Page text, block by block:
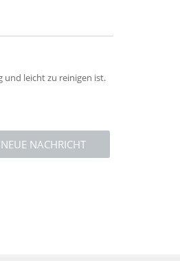
und leicht zu reinigen ist.
NEUE NACHRICHT